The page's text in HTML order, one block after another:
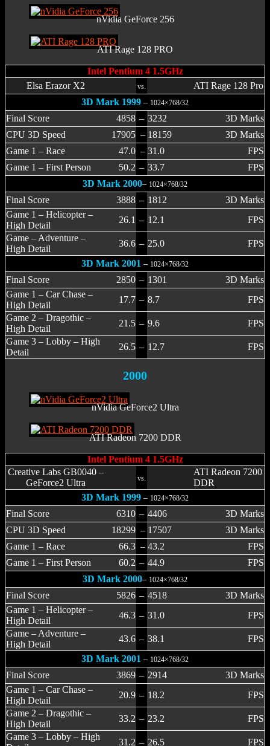
nVidia GeForce 256
ATI Rage 128 PRO
Intel Pentium 4 1.5GHz
Elsa Erazor X2
vs.
ATI Rage 128 Pro
3D Mark 1999 – 1024×768/32
Final Score 4858 – 3232
3D Marks
CPU 3D Speed
17905 – 18159
3D Marks
Game 1 – Race
47.0 – 31.0
FPS
Game 1 – First Person
50.2 – 33.7
FPS
3D Mark 2000– 1024×768/32
Final Score 3888 – 1812
3D Marks
Game 1 – Helicopter –
High Detail
26.1 – 12.1
FPS
Game – Adventure –
High Detail
36.6 – 25.0
FPS
3D Mark 2001 – 1024×768/32
Final Score 2850 – 1301
3D Marks
Game 1 – Car Chase –
High Detail
17.7 – 8.7
FPS
Game 2 – Dragothic –
High Detail
21.5 – 9.6
FPS
Game 3 – Lobby – High
Detail
26.5 – 12.7 FPS
2000
nVidia GeForce2 Ultra
ATI Radeon 7200 DDR
Intel Pentium 4 1.5GHz
Creative Labs GB0040 –
GeForce2 Ultra
vs.
ATI Radeon 7200
DDR
3D Mark 1999 – 1024×768/32
Final Score 6310 – 4406
3D Marks
CPU 3D Speed
18299 – 17507
3D Marks
Game 1 – Race
66.3 – 43.2
FPS
Game 1 – First Person
60.2 – 44.9
FPS
3D Mark 2000– 1024×768/32
Final Score 5826 – 4518
3D Marks
Game 1 – Helicopter –
High Detail
46.3 – 31.0
FPS
Game – Adventure –
High Detail
43.6 – 38.1
FPS
3D Mark 2001 – 1024×768/32
Final Score 3869 – 2914
3D Marks
Game 1 – Car Chase –
High Detail
20.9 – 18.2
FPS
Game 2 – Dragothic –
High Detail
33.2 – 23.2
FPS
Game 3 – Lobby – High
31.2 – 26.5 FPS